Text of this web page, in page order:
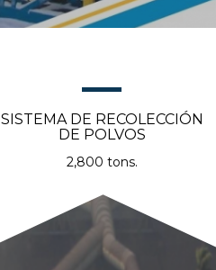
SISTEMA DE RECOLECCIÓN
DE POLVOS
2,800 tons.